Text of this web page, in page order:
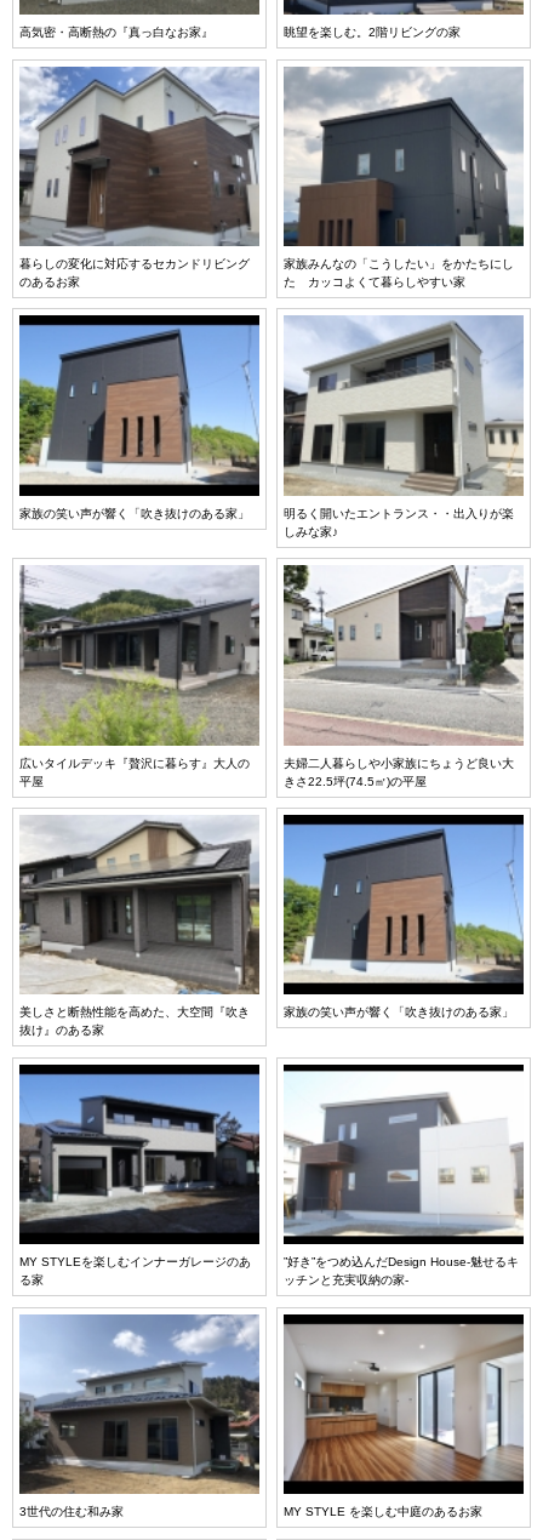
高気密・高断熱の『真っ白なお家』 眺望を楽しむ。2階リビングの家
暮らしの変化に対応するセカンドリビング
のあるお家
家族みんなの「こうしたい」をかたちにし
た カッコよくて暮らしやすい家
家族の笑い声が響く「吹き抜けのある家」
明るく開いたエントランス・・出入りが楽
しみな家♪
広いタイルデッキ『贅沢に暮らす』大人の
平屋
夫婦二人暮らしや小家族にちょうど良い大
きさ22.5坪(74.5㎡)の平屋
美しさと断熱性能を高めた、大空間『吹き
抜け』のある家
家族の笑い声が響く「吹き抜けのある家」
MY STYLEを楽しむインナーガレージのあ
る家
”好き”をつめ込んだDesign House-魅せるキ
ッチンと充実収納の家-
3世代の住む和み家 MY STYLE を楽しむ中庭のあるお家